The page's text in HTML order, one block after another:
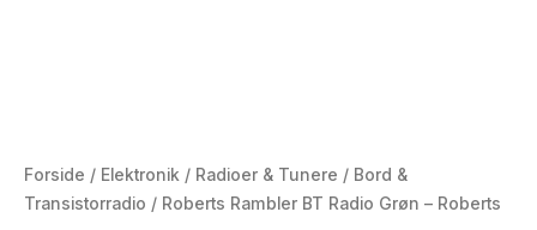
Forside / Elektronik / Radioer & Tunere / Bord &
Transistorradio / Roberts Rambler BT Radio Grøn – Roberts